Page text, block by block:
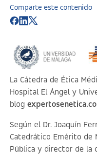
Comparte este contenido
La Cátedra de Ética
Hospital El Ángel y
blog
Según el Dr. Joaquín
Catedrático Emérito de
Pública y director de la